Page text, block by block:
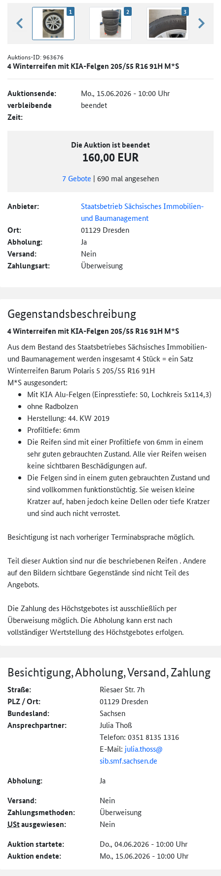
zurück blättern
1 2 3
Auktions-ID:963676
4 Winterreifen mit KIA-Felgen 205/55 R16 91H M*S
Auktionsende: Mo., 15.06.2026 - 10:00 Uhr
verbleibende
Zeit:
beendet
Die Auktion ist beendet
160,00 EUR
7 Gebote | 690 mal angesehen
Anbieter:
Staatsbetrieb Sächsisches Immobilien-
und Baumanagement
Ort: 01129 Dresden
Abholung: Ja
Versand: Nein
Zahlungsart: Überweisung
Gegenstandsbeschreibung
4 Winterreifen mit KIA-Felgen 205/55 R16 91H M*S
Aus dem Bestand des Staatsbetriebes Sächsisches Immobilien-
und Baumanagement werden insgesamt 4 Stück = ein Satz
Winterreifen Barum Polaris 5 205/55 R16 91H
M*S ausgesondert:
Mit KIA Alu-Felgen (Einpresstiefe: 50, Lochkreis 5x114,3)
ohne Radbolzen
Herstellung: 44. KW 2019
Profiltiefe: 6mm
Die Reifen sind mit einer Profiltiefe von 6mm in einem
sehr guten gebrauchten Zustand. Alle vier Reifen weisen
keine sichtbaren Beschädigungen auf.
Die Felgen sind in einem guten gebrauchten Zustand und
sind vollkommen funktionstüchtig. Sie weisen kleine
Kratzer auf, haben jedoch keine Dellen oder tiefe Kratzer
und sind auch nicht verrostet.
Besichtigung ist nach vorheriger Terminabsprache möglich.
Teil dieser Auktion sind nur die beschriebenen Reifen . Andere
auf den Bildern sichtbare Gegenstände sind nicht Teil des
Angebots.
Die Zahlung des Höchstgebotes ist ausschließlich per
Überweisung möglich. Die Abholung kann erst nach
vollständiger Wertstellung des Höchstgebotes erfolgen.
Besichtigung, Abholung, Versand, Zahlung
Straße: Riesaer Str. 7h
PLZ / Ort: 01129 Dresden
Bundesland: Sachsen
Ansprechpartner:
Julia Thoß
Telefon: 0351 8135 1316
E-Mail: julia.thoss@
sib.smf.sachsen.de
Abholung: Ja
Versand: Nein
Zahlungs­methoden: Überweisung
UStausgewiesen: Nein
Auktion startete: Do., 04.06.2026 - 10:00 Uhr
Auktion endete: Mo., 15.06.2026 - 10:00 Uhr